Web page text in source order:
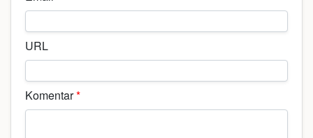
URL
Komentar*